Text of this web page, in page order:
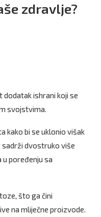
zdravlje?
ishrani koji se
svojstvima.
kako bi se uklonio višak
dvostruko više
u poređenju sa
što ga čini
na mliječne proizvode.